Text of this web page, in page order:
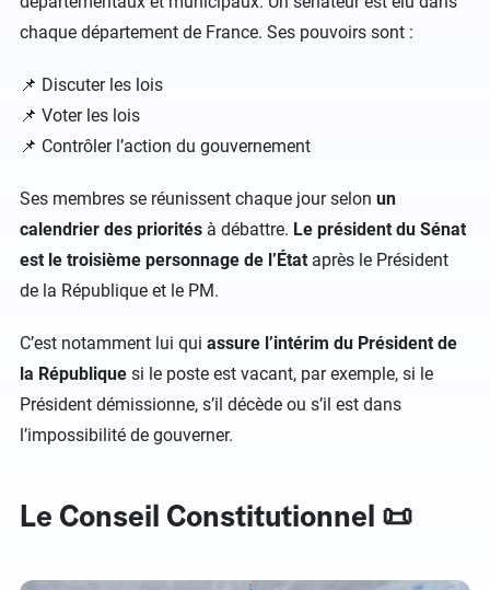
chaque département de France. Ses pouvoirs sont :
📌 Discuter les lois
📌 Voter les lois
📌 Contrôler l’action du gouvernement
Ses membres se réunissent chaque jour selon un
calendrier des priorités à débattre. Le président du Sénat
est le troisième personnage de l’État après le Président
de la République et le PM.
C’est notamment lui qui assure l’intérim du Président de
la République si le poste est vacant, par exemple, si le
Président démissionne, s’il décède ou s’il est dans
l’impossibilité de gouverner.
Le Conseil Constitutionnel 📜